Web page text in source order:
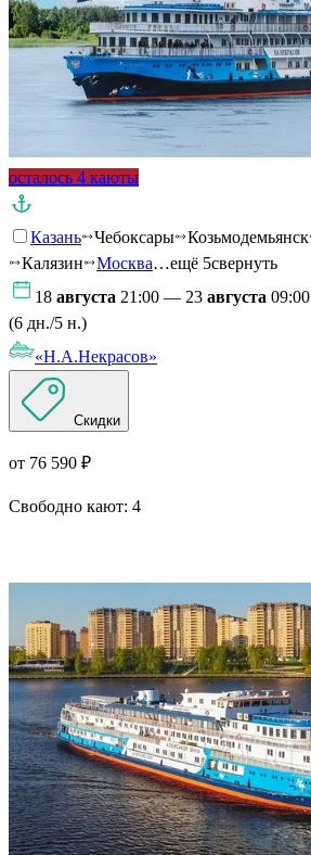
осталось 4 каюты
Казань Чебоксары Козьмодемьянск
Калязин
Москва…ещё 5свернуть
18 августа 21:00 — 23 августа 09:00
(6 дн./5 н.)
«Н.А.Некрасов»
Скидки
от 76 590 ₽
Свободно кают: 4